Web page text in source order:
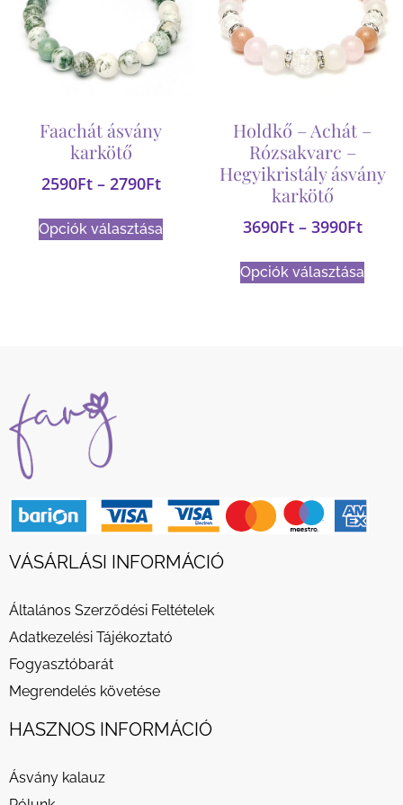
Faachát ásvány
karkötő
2590Ft – 2790Ft
Opciók választása
Holdkő – Achát –
Rózsakvarc –
Hegyikristály ásvány
karkötő
3690Ft – 3990Ft
Opciók választása
VÁSÁRLÁSI INFORMÁCIÓ
Általános Szerződési Feltételek
Adatkezelési Tájékoztató
Fogyasztóbarát
Megrendelés követése
HASZNOS INFORMÁCIÓ
Ásvány kalauz